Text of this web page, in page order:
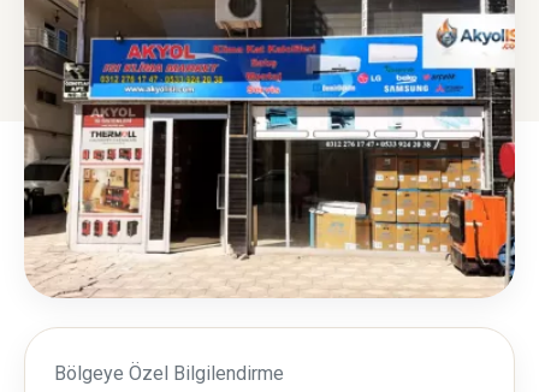
Bölgeye Özel Bilgilendirme